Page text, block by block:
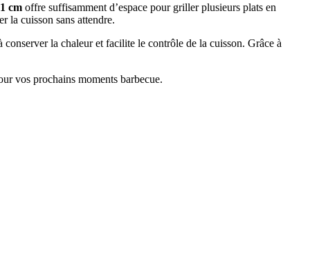
cm offre suffisamment d’espace pour griller plusieurs plats en
la cuisson sans attendre.
conserver la chaleur et facilite le contrôle de la cuisson. Grâce à
vos prochains moments barbecue.